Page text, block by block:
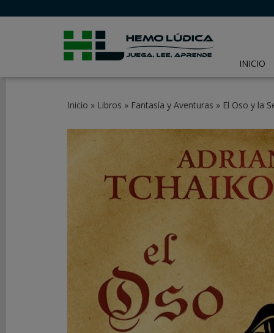
INICIO
CATEGORÍAS
LIBROS
Inicio » Libros » Fantasía y Aventuras » El Oso y la